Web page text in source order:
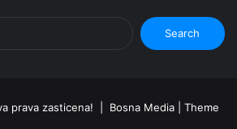
Search
for:
prava zasticena! | Bosna Media | Theme